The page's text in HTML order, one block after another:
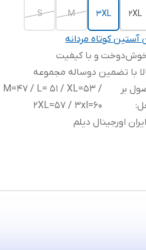
2XL
3XL
M
S
آستین کوتاه مردانه
با تضمین دوساله مجموعه
بر
:
M=47 / L= 51 / XL=53 /
2XL=57 / 3xl=60
ایران اورجینال دیلم
برش اروپایی منحصر مجموعه